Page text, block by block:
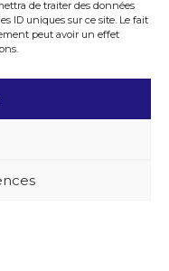
de traiter des données
ID uniques sur ce site. Le fait
peut avoir un effet